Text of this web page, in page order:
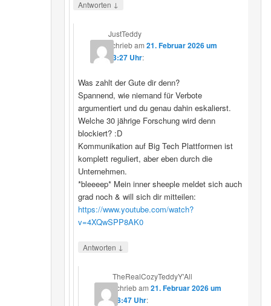
Antworten ↓
JustTeddy
schriebam 21. Februar 2026 um
13:27 Uhr:
Was zahlt der Gute dir denn?
Spannend, wie niemand für Verbote
argumentiert und du genau dahin eskalierst.
Welche 30 jährige Forschung wird denn
blockiert? :D
Kommunikation auf Big Tech Plattformen ist
komplett reguliert, aber eben durch die
Unternehmen.
*bleeeep* Mein inner sheeple meldet sich auch
grad noch & will sich dir mitteilen:
https://www.youtube.com/watch?
v=4XQwSPP8AK0
Antworten ↓
TheRealCozyTeddyY'All
schriebam21. Februar 2026 um
18:47 Uhr: